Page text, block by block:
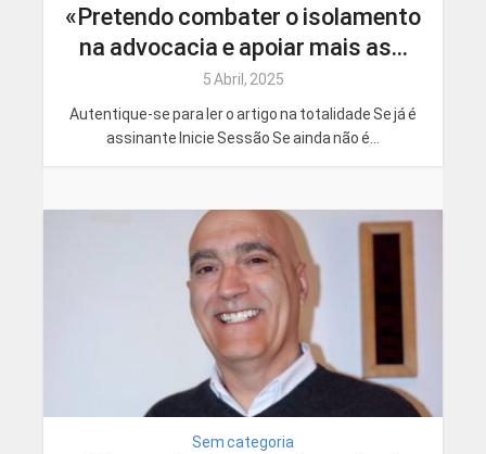
«Pretendo combater o isolamento
na advocacia e apoiar mais as...
5 Abril, 2025
Autentique-se para ler o artigo na totalidade Se já é
assinante Inicie Sessão Se ainda não é...
Sem categoria